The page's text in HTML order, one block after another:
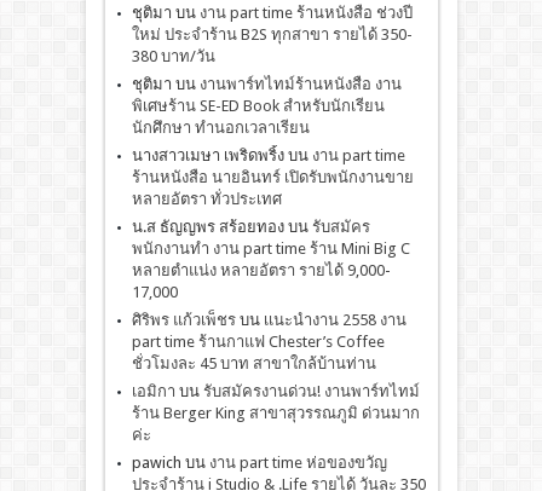
ชุติมา บน งาน part time ร้านหนังสือ ช่วงปี
ใหม่ ประจำร้าน B2S ทุกสาขา รายได้ 350-
380 บาท/วัน
ชุติมา บน งานพาร์ทไทม์ร้านหนังสือ งาน
พิเศษร้าน SE-ED Book สำหรับนักเรียน
นักศึกษา ทำนอกเวลาเรียน
นางสาวเมษา เพริดพริ้งบน งาน part time
ร้านหนังสือ นายอินทร์ เปิดรับพนักงานขาย
หลายอัตรา ทั่วประเทศ
น.ส ธัญญพร สร้อยทองบน รับสมัคร
พนักงานทำ งาน part time ร้าน Mini Big C
หลายตำแน่ง หลายอัตรา รายได้ 9,000-
17,000
ศิริพร แก้วเพ็ชรบน เเนะนำงาน 2558 งาน
part time ร้านกาแฟ Chester’s Coffee
ชั่วโมงละ 45 บาท สาขาใกล้บ้านท่าน
เอมิกา บน รับสมัครงานด่วน! งานพาร์ทไทม์
ร้าน Berger King สาขาสุวรรณภูมิ ด่วนมาก
ค่ะ
pawich บน งาน part time ห่อของขวัญ
ประจำร้าน i Studio & .Life รายได้ วันละ 350